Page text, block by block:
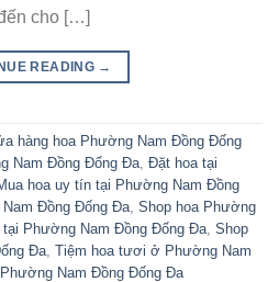
cho […]
READING →
hàng hoa Phường Nam Đồng Đống
Nam Đồng Đống Đa Đặt hoa tại
hoa uy tín tại Phường Nam Đồng
Đồng Đống Đa Shop hoa Phường
tại Phường Nam Đồng Đống Đa Shop
Đa Tiệm hoa tươi ở Phường Nam
Nam Đồng Đống Đa